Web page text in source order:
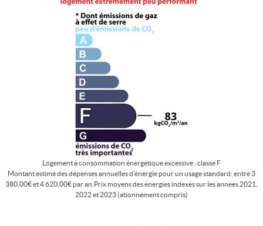
Logement à consommation énergétique excessive : classe F
Montant estimé des dépenses annuelles d'énergie pour un usage standard: entre 3
380,00€ et 4 620,00€ par an.Prix moyens des énergies indexés sur les années 2021,
2022 et 2023 (abonnement compris)